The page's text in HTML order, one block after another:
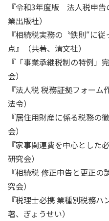
『令和3年度版 法人税申
業出版社）
『相続税実務の〝鉄則″に
点』（共著、清文社）
『「事業承継税制の特例」
会）
『法人税 税務証拠フォー
法令）
『居住用財産に係る税務の
会）
『家事関連費を中心とした
研究会）
『相続税 修正申告と更正
究会）
『税理士必携 業種別税務
著、ぎょうせい）